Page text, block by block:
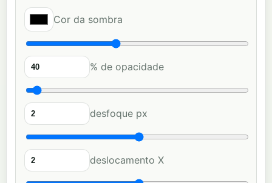
Cor da sombra
% de opacidade
desfoque px
deslocamento X